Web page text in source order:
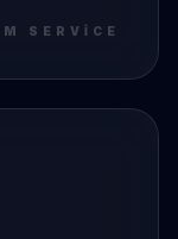
SERVICE